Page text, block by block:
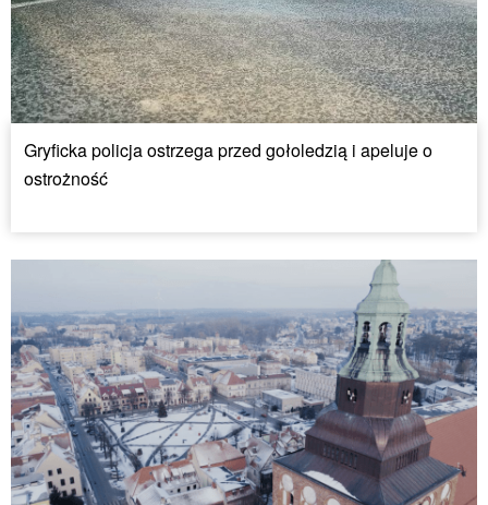
Gryficka policja ostrzega przed gołoledzią i apeluje o
ostrożność